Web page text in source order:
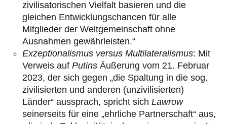
zivilisatorischen Vielfalt basieren und die
gleichen Entwicklungschancen für alle
Mitglieder der Weltgemeinschaft ohne
Ausnahmen gewährleisten.“
Exzeptionalismus versus Multilateralismus: Mit
Verweis auf Putins Äußerung vom 21. Februar
2023, der sich gegen „die Spaltung in die sog.
zivilisierten und anderen (unzivilisierten)
Länder“ aussprach, spricht sich Lawrow
seinerseits für eine „ehrliche Partnerschaft“ aus,